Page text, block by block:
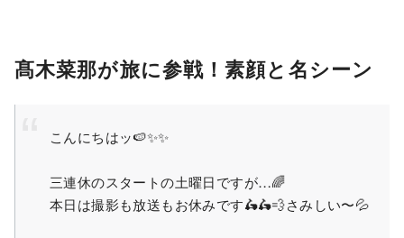
髙木菜那が旅に参戦！素顔と名シーン
こんにちはッ🍉✨✨
三連休のスタートの土曜日ですが…🌈
本日は撮影も放送もお休みです🛵🛵💨さみしい〜💦